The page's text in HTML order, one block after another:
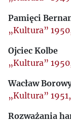
Pamięci
„Kultura”
Ojciec Kolbe
„Kultura”
Wacław
„Kultura”
Rozważania